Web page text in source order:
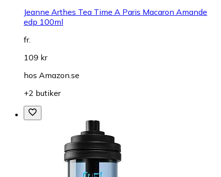
Jeanne Arthes Tea Time A Paris Macaron Amande
edp 100ml
fr.
109 kr
hos Amazon.se
+2 butiker